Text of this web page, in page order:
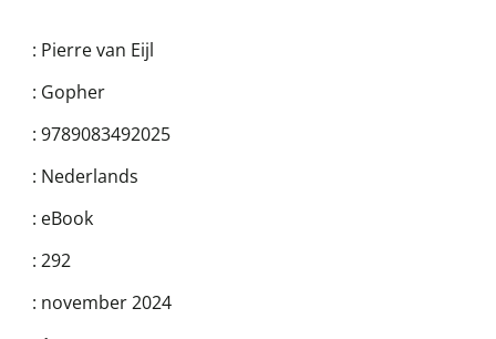
: Pierre van Eijl
: Gopher
: 9789083492025
: Nederlands
: eBook
: 292
: november 2024